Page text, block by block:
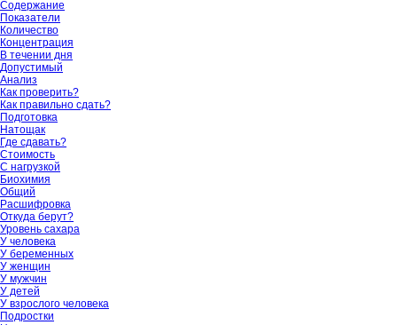
Содержание
Показатели
Количество
Концентрация
В течении дня
Допустимый
Анализ
Как проверить?
Как правильно сдать?
Подготовка
Натощак
Где сдавать?
Стоимость
С нагрузкой
Биохимия
Общий
Расшифровка
Откуда берут?
Уровень сахара
У человека
У беременных
У женщин
У мужчин
У детей
У взрослого человека
Подростки